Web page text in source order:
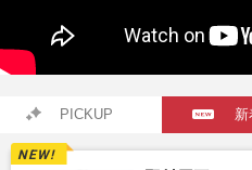
PICKUP 新